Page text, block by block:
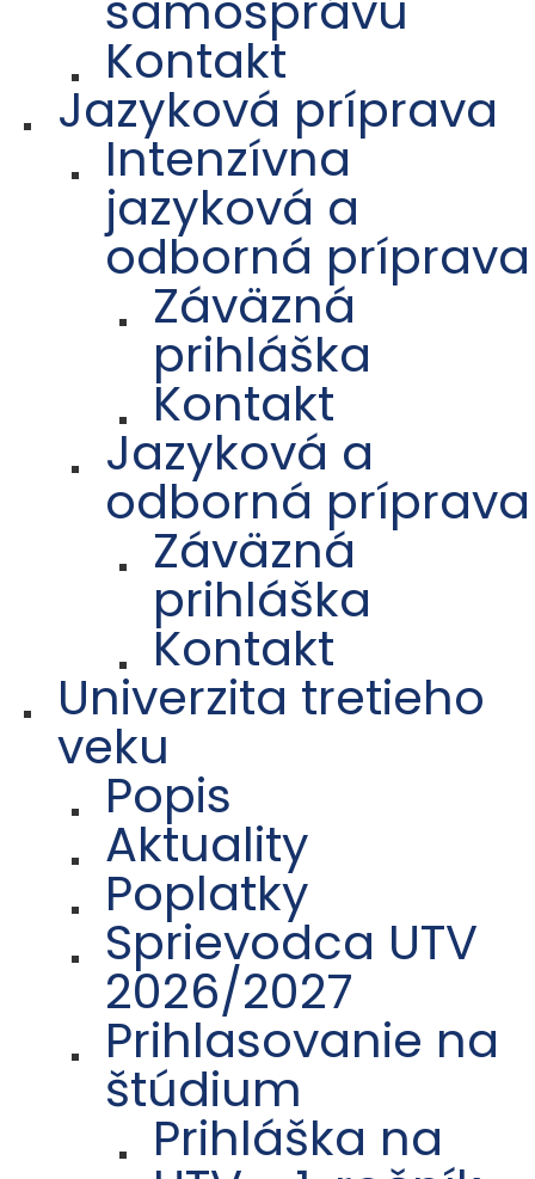
Kontakt
Jazyková príprava
Intenzívna
jazyková a
odborná príprava
Záväzná
prihláška
Kontakt
Jazyková a
odborná príprava
Záväzná
prihláška
Kontakt
Univerzita tretieho
veku
Popis
Aktuality
Poplatky
Sprievodca UTV
2026/2027
Prihlasovanie na
štúdium
Prihláška na